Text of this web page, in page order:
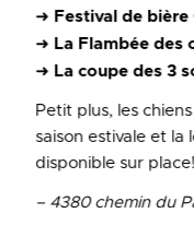
➜ Festival de bière
➜ La Flambée des
➜ La coupe des 3
Petit plus, les
saison estivale et la
disponible sur place!
– 4380 chemin du